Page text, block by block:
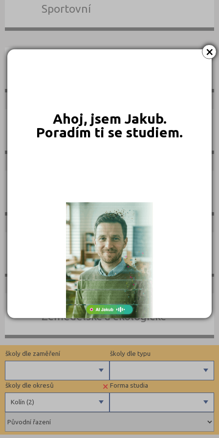
×
Ahoj, jsem Jakub.
Poradím ti se studiem.
Sportovní
Teologické
Umělecké
Zemědělské a ekologické
Forma studia
Kombinované
×
Kolín (2)
školy dle okresů
Benešov (1)
Beroun (1)
školy dle typu
Krajské
školy dle zaměření
Zdravotnické
Ekonomické
Pedagogické
Informatické